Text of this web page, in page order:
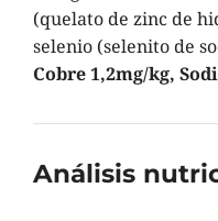
(quelato de zinc de
selenio (selenito de
Cobre 1,2mg/kg,
Análisis